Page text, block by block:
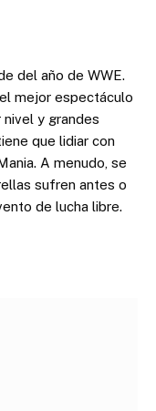
del año de WWE.
mejor espectáculo
y grandes
que lidiar con
A menudo, se
sufren antes o
de lucha libre.